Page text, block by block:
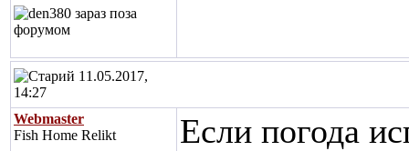
11.05.2017,
14:27
Webmaster
Fish Home Relikt
Если погода